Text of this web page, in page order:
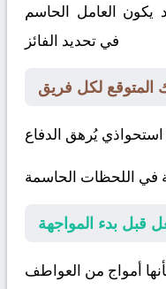
يكون العامل الحاسم
في تحديد الفائز
يُرهق الدفاع
في اللحظات الحاسمة
أمواج من العواطف